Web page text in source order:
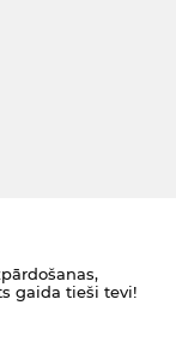
gaida tieši tevi!